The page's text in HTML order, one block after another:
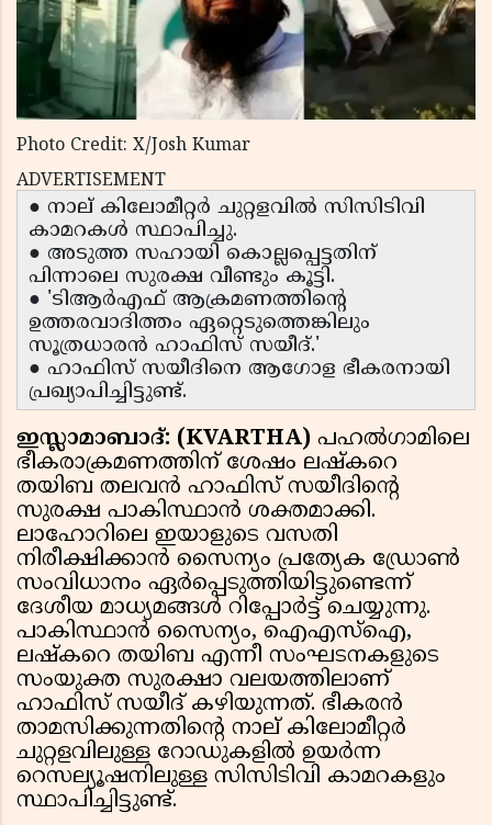
Photo Credit: X/Josh Kumar
ADVERTISEMENT
● നാല് കിലോമീറ്റർ ചുറ്റളവിൽ സിസിടിവി
കാമറകൾ സ്ഥാപിച്ചു.
● അടുത്ത സഹായി കൊല്ലപ്പെട്ടതിന്
പിന്നാലെ സുരക്ഷ വീണ്ടും കൂട്ടി.
● 'ടിആർഎഫ് ആക്രമണത്തിന്റെ
ഉത്തരവാദിത്തം ഏറ്റെടുത്തെങ്കിലും
സൂത്രധാരൻ ഹാഫിസ് സയീദ്.'
● ഹാഫിസ് സയീദിനെ ആഗോള ഭീകരനായി
പ്രഖ്യാപിച്ചിട്ടുണ്ട്.
ഇസ്ലാമാബാദ്: (KVARTHA) പഹല്‍ഗാമിലെ
ഭീകരാക്രമണത്തിന് ശേഷം ലഷ്‌കറെ
തയിബ തലവന്‍ ഹാഫിസ് സയീദിന്റെ
സുരക്ഷ പാകിസ്ഥാന്‍ ശക്തമാക്കി.
ലാഹോറിലെ ഇയാളുടെ വസതി
നിരീക്ഷിക്കാന്‍ സൈന്യം പ്രത്യേക ഡ്രോണ്‍
സംവിധാനം ഏര്‍പ്പെടുത്തിയിട്ടുണ്ടെന്ന്
ദേശീയ മാധ്യമങ്ങള്‍ റിപ്പോര്‍ട്ട് ചെയ്യുന്നു.
പാകിസ്ഥാന്‍ സൈന്യം, ഐഎസ്‌ഐ,
ലഷ്‌കറെ തയിബ എന്നീ സംഘടനകളുടെ
സംയുക്ത സുരക്ഷാ വലയത്തിലാണ്
ഹാഫിസ് സയീദ് കഴിയുന്നത്. ഭീകരന്‍
താമസിക്കുന്നതിന്റെ നാല് കിലോമീറ്റര്‍
ചുറ്റളവിലുള്ള റോഡുകളില്‍ ഉയര്‍ന്ന
റെസല്യൂഷനിലുള്ള സിസിടിവി കാമറകളും
സ്ഥാപിച്ചിട്ടുണ്ട്.